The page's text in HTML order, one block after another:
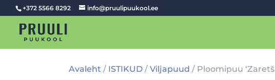
+372 5566 8292 info@pruulipuukool.ee
Avaleht / ISTIKUD /Viljapuud / Ploomipuu